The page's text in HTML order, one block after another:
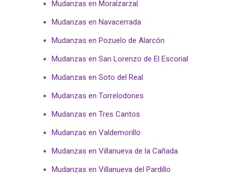
Mudanzas en Moralzarzal
Mudanzas en Navacerrada
Mudanzas en Pozuelo de Alarcón
Mudanzas en San Lorenzo de El Escorial
Mudanzas en Soto del Real
Mudanzas en Torrelodones
Mudanzas en Tres Cantos
Mudanzas en Valdemorillo
Mudanzas en Villanueva de la Cañada
Mudanzas en Villanueva del Pardillo